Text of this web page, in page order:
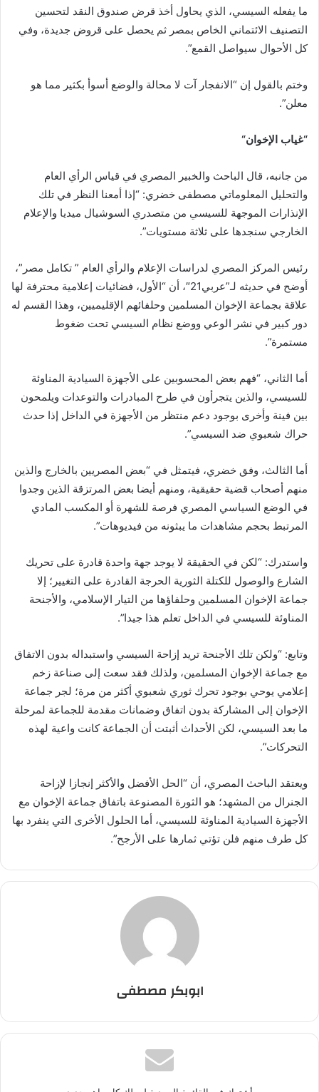
ما يفعله السيسي، الذي يحاول أخذ قرض صندوق النقد لتحسين
التصنيف الائتماني الخاص بمصر ثم يحصل على قروض جديدة، وفي
كل الأحوال سيواصل القمع”.
وختم بالقول إن “الانفجار آت لا محالة والوضع أسوأ بكثير مما هو
معلن”.
“غياب الإخوان“
من جانبه، قال الباحث والخبير المصري في قياس الرأي العام
والتحليل المعلوماتي مصطفى خضري: “إذا أمعنا النظر في تلك
الإنذارات الموجهة للسيسي من متصدري السوشيال ميديا والإعلام
الخارجي سنجدها على ثلاثة مستويات”.
رئيس المركز المصري لدراسات الإعلام والرأي العام ” تكامل مصر”،
أوضح في حديثه لـ”عربي21″، أن “الأول، فضائيات إعلامية محترفة لها
علاقة بجماعة الإخوان المسلمين وحلفائهم الإقليميين، وهذا القسم له
دور كبير في نشر الوعي ووضع نظام السيسي تحت ضغوط
مستمرة”.
أما الثاني، “فهم بعض المحسوبين على الأجهزة السيادية المناوئة
للسيسي، والذين يتجرأون في طرح المبادرات والتوعدات ويلمحون
بين فينة وأخرى بوجود دعم منتظر من الأجهزة في الداخل إذا حدث
حراك شعبوي ضد السيسي”.
أما الثالث، وفق خضري، فيتمثل في “بعض المصريين بالخارج والذين
منهم أصحاب قضية حقيقية، ومنهم أيضا بعض المرتزقة الذين وجدوا
في الوضع السياسي المصري فرصة للشهرة أو المكسب المادي
المرتبط بحجم مشاهدات ما يبثونه من فيديوهات”.
واستدرك: “لكن في الحقيقة لا يوجد جهة واحدة قادرة على تحريك
الشارع والوصول للكتلة الثورية الحرجة القادرة على التغيير؛ إلا
جماعة الإخوان المسلمين وحلفاؤها من التيار الإسلامي، والأجنحة
المناوئة للسيسي في الداخل تعلم هذا جيدا”.
وتابع: “ولكن تلك الأجنحة تريد إزاحة السيسي واستبداله بدون الاتفاق
مع جماعة الإخوان المسلمين، ولذلك فقد سعت إلى صناعة زخم
إعلامي يوحي بوجود تحرك ثوري شعبوي أكثر من مرة؛ لجر جماعة
الإخوان إلى المشاركة بدون اتفاق وضمانات مقدمة للجماعة لمرحلة
ما بعد السيسي، لكن الأحداث أثبتت أن الجماعة كانت واعية لهذه
التحركات”.
ويعتقد الباحث المصري، أن “الحل الأفضل والأكثر إنجازا لإزاحة
الجنرال من المشهد؛ هو الثورة المصنوعة باتفاق جماعة الإخوان مع
الأجهزة السيادية المناوئة للسيسي، أما الحلول الأخرى التي ينفرد بها
كل طرف منهم فلن تؤتي ثمارها على الأرجح”.
ابوبكر مصطفى